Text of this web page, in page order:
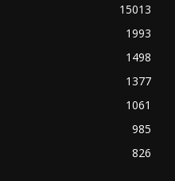
15013
1993
1498
1377
1061
985
826